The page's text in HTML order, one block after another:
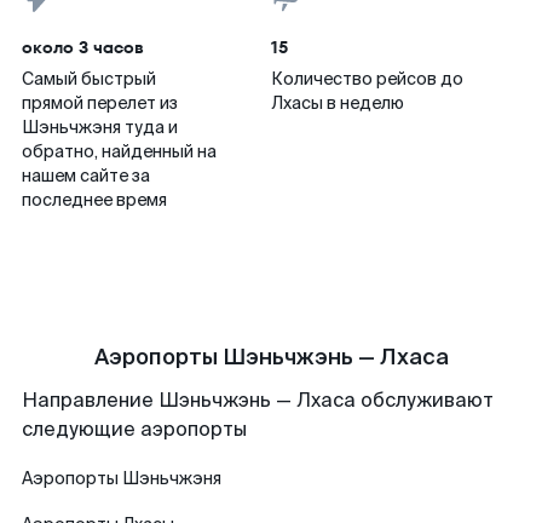
около 3 часов
Самый быстрый
прямой перелет из
Шэньчжэня туда и
обратно, найденный на
нашем сайте за
последнее время
15
Количество рейсов до
Лхасы в неделю
Аэропорты Шэньчжэнь — Лхаса
Направление Шэньчжэнь — Лхаса обслуживают
следующие аэропорты
Аэропорты Шэньчжэня